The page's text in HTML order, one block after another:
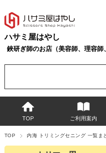
ハサミ屋はやし
鋏研ぎ師のお店（美容師、理容師
TOP ご利用案内
TOP 内海 トリミングセニング 一覧ま